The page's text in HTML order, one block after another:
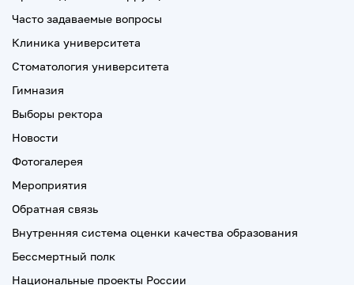
Часто задаваемые вопросы
Клиника университета
Стоматология университета
Гимназия
Выборы ректора
Новости
Фотогалерея
Мероприятия
Обратная связь
Внутренняя система оценки качества образования
Бессмертный полк
Национальные проекты России